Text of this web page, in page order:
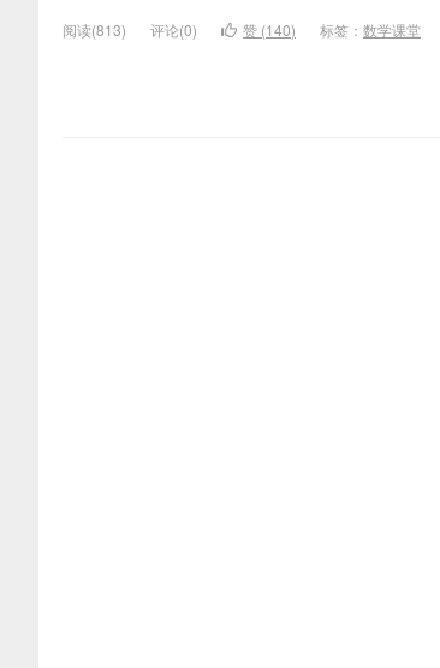
阅读(813) 评论(0) 赞 (140) 标签： 数学课堂